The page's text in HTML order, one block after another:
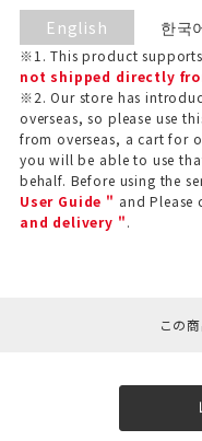
当店でギフト対応
しております。
English
※1. This product supports
not shipped directly
※2. Our store has
overseas, so please use
from overseas, a cart for
you will be able to use
behalf. Before using the
User Guide " and Please
and delivery ".
한국
この